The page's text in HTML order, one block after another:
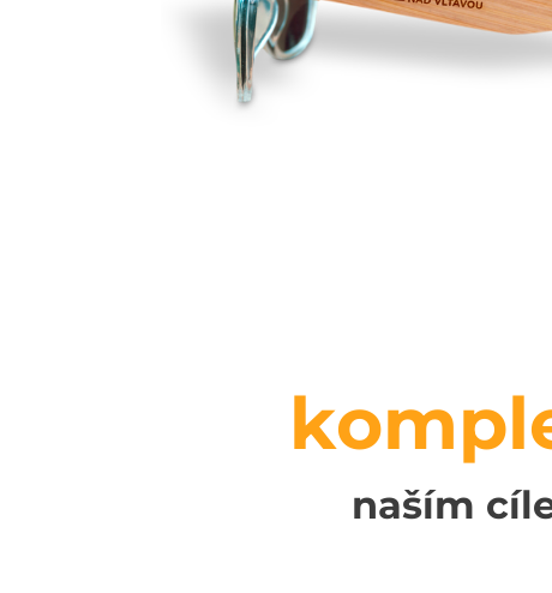
naším